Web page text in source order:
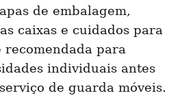
de embalagem,
caixas e cuidados para
para
individuais antes
de guarda móveis.